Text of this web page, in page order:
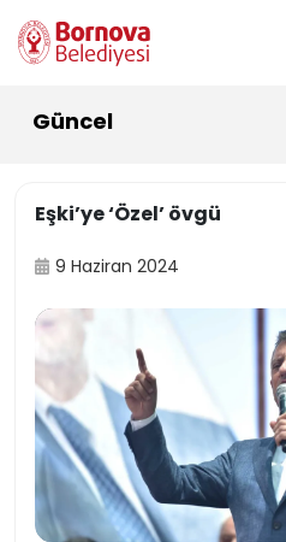
Güncel
Eşki’ye ‘Özel’ övgü
9 Haziran 2024